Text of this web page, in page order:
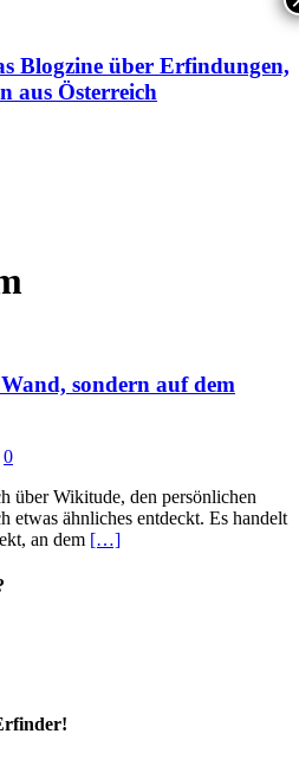
Blogzine über Erfindungen,
aus Österreich
sondern auf dem
0
über Wikitude, den persönlichen
etwas ähnliches entdeckt. Es handelt
an dem […]